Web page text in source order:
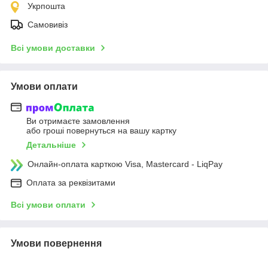
Укрпошта
Самовивіз
Всі умови доставки
Умови оплати
Ви отримаєте замовлення
або гроші повернуться на вашу картку
Детальніше
Онлайн-оплата карткою Visa, Mastercard - LiqPay
Оплата за реквізитами
Всі умови оплати
Умови повернення